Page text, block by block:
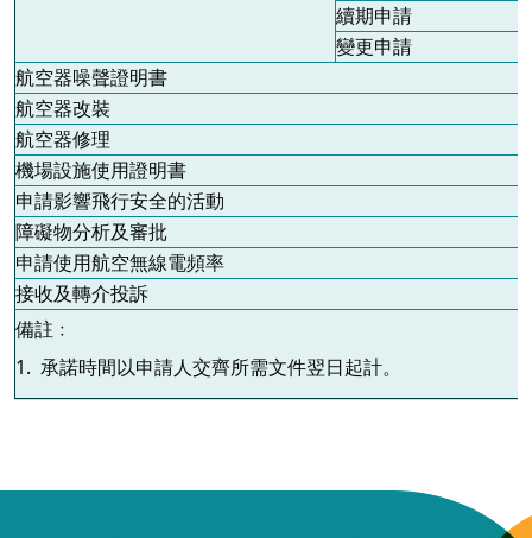
續期申請
變更申請
航空器噪聲證明書
航空器改裝
航空器修理
機場設施使用證明書
申請影響飛行安全的活動
障礙物分析及審批
申請使用航空無線電頻率
接收及轉介投訴
備註﹕
1. 承諾時間以申請人交齊所需文件翌日起計。